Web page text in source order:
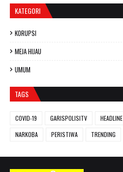
KATEGORI
KORUPSI
MEJA HIJAU
UMUM
TAGS
COVID-19 GARISPOLISITV HEADLINE
NARKOBA
PERISTIWA TRENDING